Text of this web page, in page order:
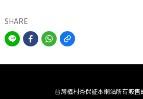
SHARE
台灣植村秀保証本網站所有販